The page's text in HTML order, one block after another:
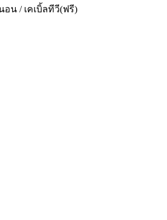
น / เคเบิ้ลทีวี(ฟรี)